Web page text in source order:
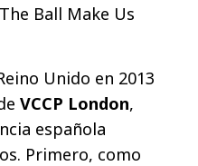
Ball Make Us
Unido en 2013
VCCP London,
española
Primero, como